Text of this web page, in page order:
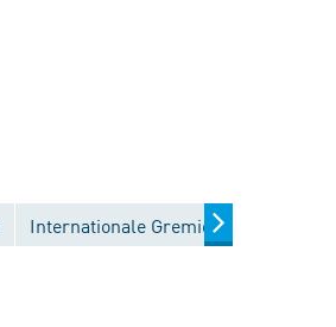
Internationale Gremien